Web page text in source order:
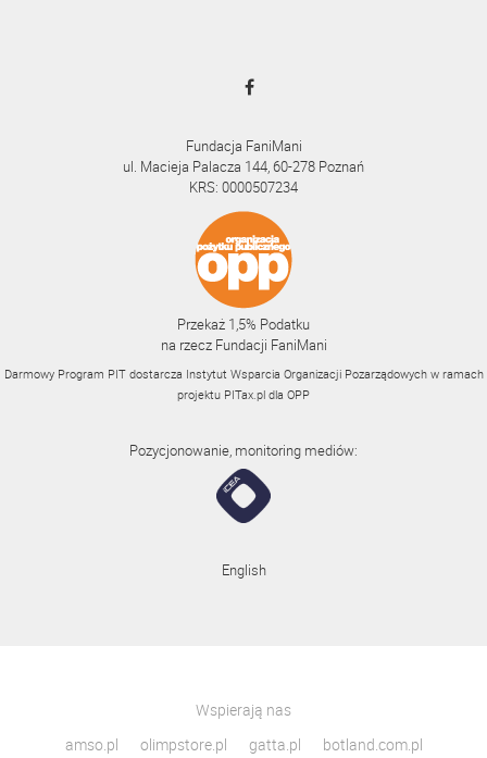
Fundacja FaniMani
ul. Macieja Palacza 144, 60-278 Poznań
KRS: 0000507234
Przekaż 1,5% Podatku
na rzecz Fundacji FaniMani
Darmowy Program PIT dostarcza Instytut Wsparcia Organizacji Pozarządowych w ramach
projektu PITax.pl dla OPP
Pozycjonowanie, monitoring mediów:
English
Wspierają nas
amso.pl
olimpstore.pl gatta.pl botland.com.pl